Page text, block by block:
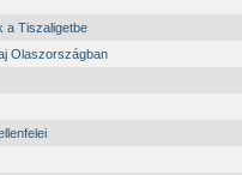
a Tiszaligetbe
Olaszországban